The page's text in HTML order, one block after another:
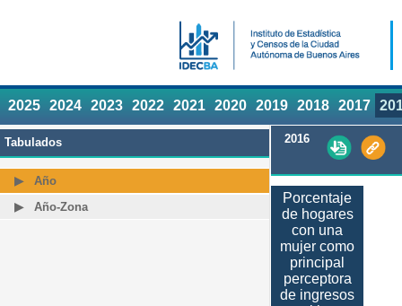
2025 2024 2023 2022 2021 2020 2019 2018 2017
Tabulados
Año
Año-Zona
2016
Porcentaje
de hogares
con una
mujer como
principal
perceptora
de ingresos